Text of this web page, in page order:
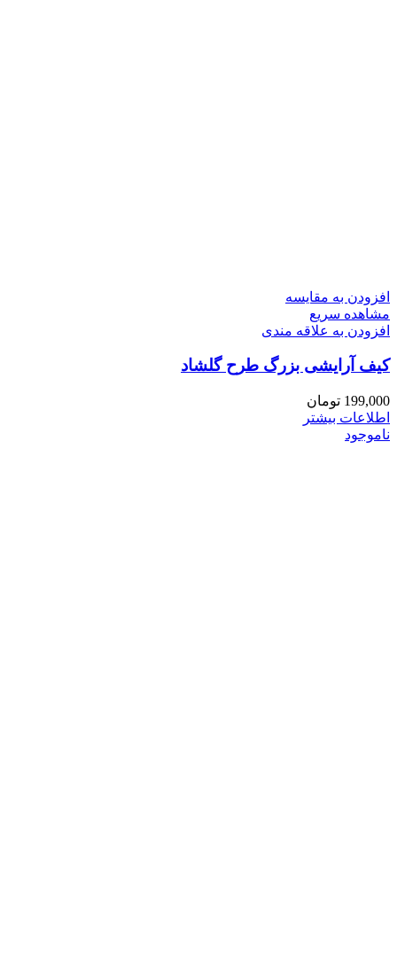
افزودن به مقایسه
مشاهده سریع
افزودن به علاقه مندی
کیف آرایشی بزرگ طرح گلشاد
199,000 تومان
اطلاعات بیشتر
ناموجود